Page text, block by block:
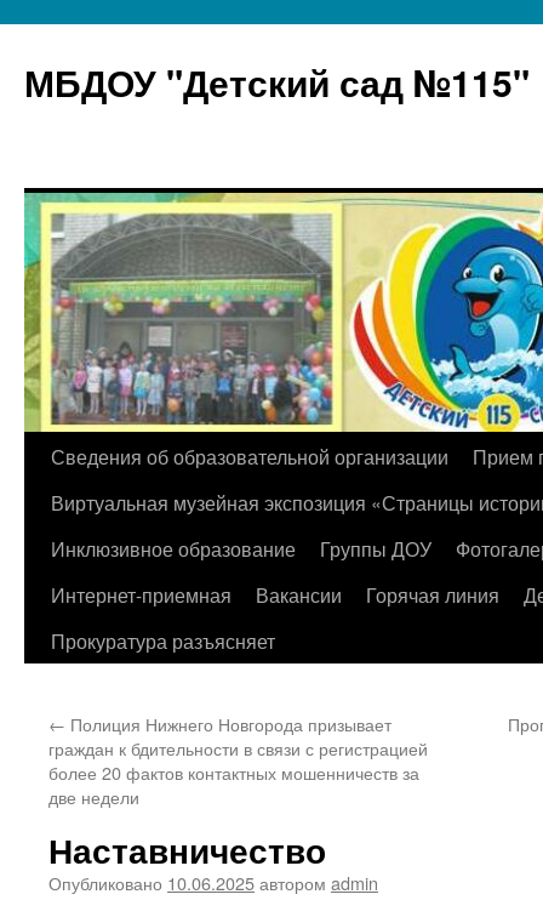
МБДОУ "Детский сад №115"
Перейти
содержимому
Сведения об образовательной организации
Прием
Виртуальная музейная экспозиция «Страницы
Инклюзивное образование
Группы ДОУ
Интернет-приемная
Вакансии Горячая линия
Прокуратура разъясняет
← Полиция Нижнего Новгорода призывает
граждан к бдительности в связи с регистрацией
более 20 фактов контактных мошенничеств за
две недели
Наставничество
Опубликовано 10.06.2025автором admin